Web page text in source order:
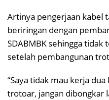
Artinya pengerjaan kabel
beriringan dengan
SDABMBK sehingga
setelah pembangunan
“Saya tidak mau kerja
trotoar, jangan dibongkar